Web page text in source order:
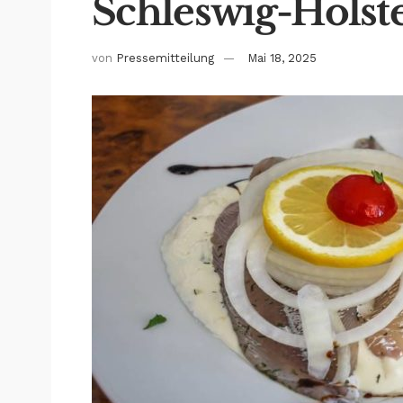
Schleswig-
von Pressemitteilung Mai 18, 2025